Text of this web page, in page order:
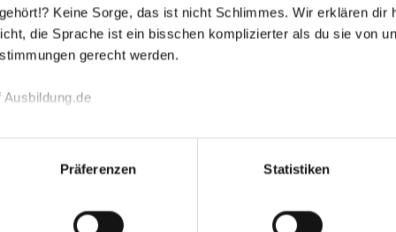
Keine Sorge, das ist nicht Schlimmes. Wir erklären dir
die Sprache ist ein bisschen komplizierter als du sie von
gerecht werden.
Funktion unserer Webseite („Notwendig“), um von
zu speichern ( „Präferenzen“), die Zugriffe auf unsere
zu deiner Verwendung unserer Website an unsere Partner
möglicherweise mit weiteren Daten zusammen, die du
Präferenzen Statistiken
Ausbildung
des Abschluss­zeugnisses)